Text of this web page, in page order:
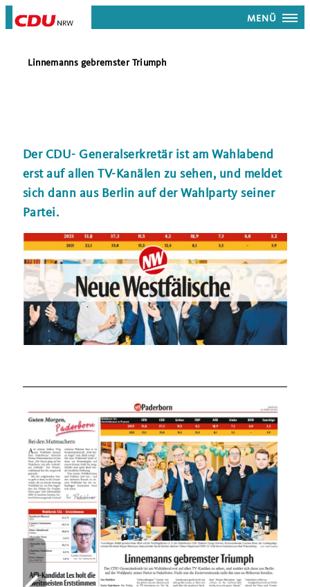
MENÜ
Linnemanns gebremster Triumph
Der CDU- Generalserkretär ist am Wahlabend
erst auf allen TV-Kanälen zu sehen, und meldet
sich dann aus Berlin auf der Wahlparty seiner
Partei.